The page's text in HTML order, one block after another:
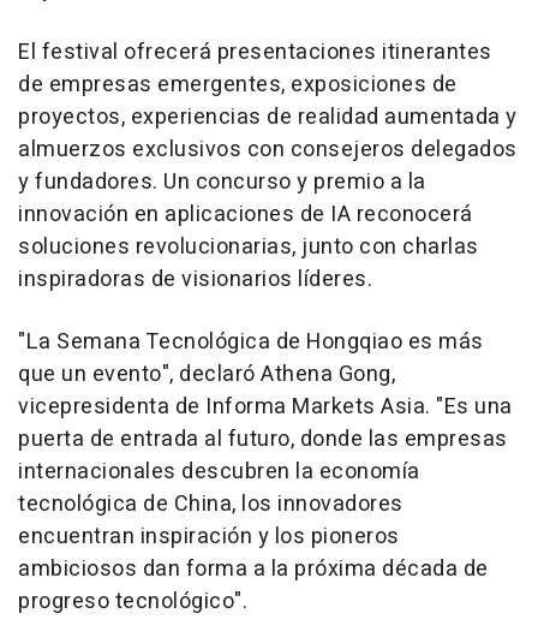
El festival ofrecerá presentaciones itinerantes
de empresas emergentes, exposiciones de
proyectos, experiencias de realidad aumentada y
almuerzos exclusivos con consejeros delegados
y fundadores. Un concurso y premio a la
innovación en aplicaciones de IA reconocerá
soluciones revolucionarias, junto con charlas
inspiradoras de visionarios líderes.
"La Semana Tecnológica de Hongqiao es más
que un evento", declaró Athena Gong,
vicepresidenta de Informa Markets Asia. "Es una
puerta de entrada al futuro, donde las empresas
internacionales descubren la economía
tecnológica de China, los innovadores
encuentran inspiración y los pioneros
ambiciosos dan forma a la próxima década de
progreso tecnológico".